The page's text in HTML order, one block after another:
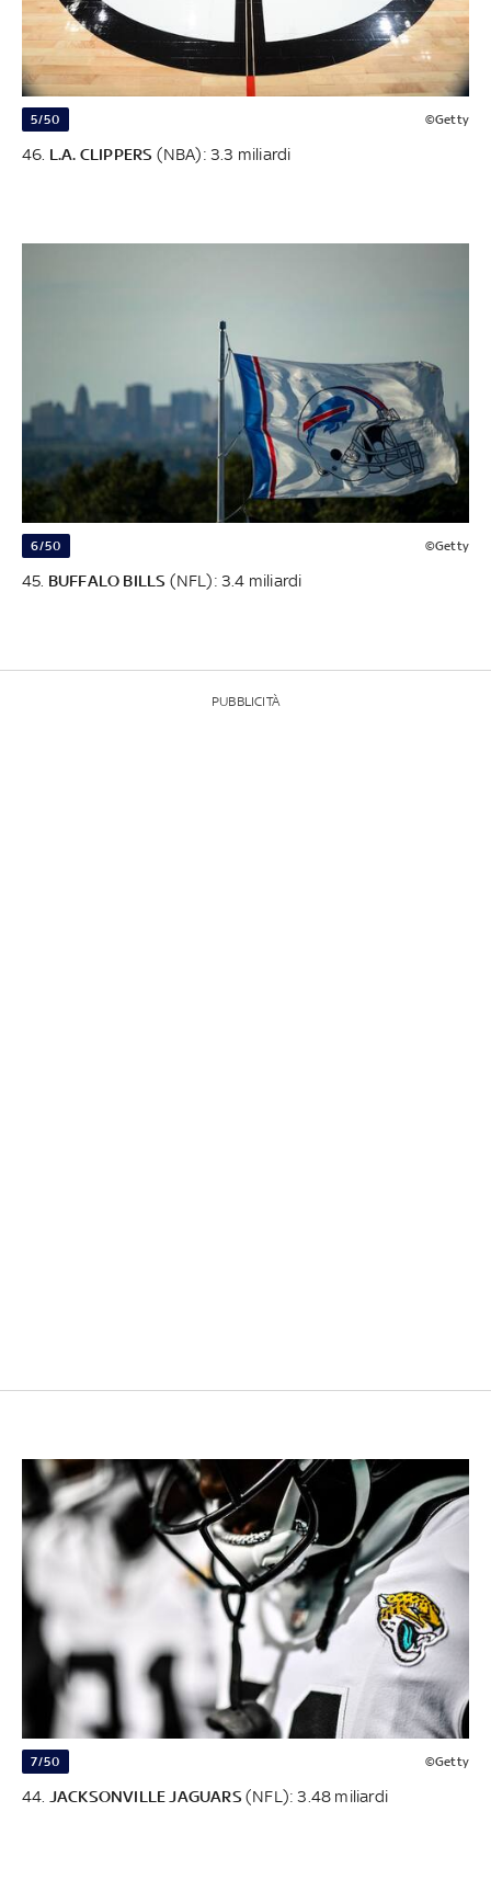
5/50 ©Getty
46. L.A. CLIPPERS (NBA): 3.3 miliardi
6/50 ©Getty
45. BUFFALO BILLS (NFL): 3.4 miliardi
PUBBLICITÀ
7/50 ©Getty
44. JACKSONVILLE JAGUARS(NFL): 3.48 miliardi